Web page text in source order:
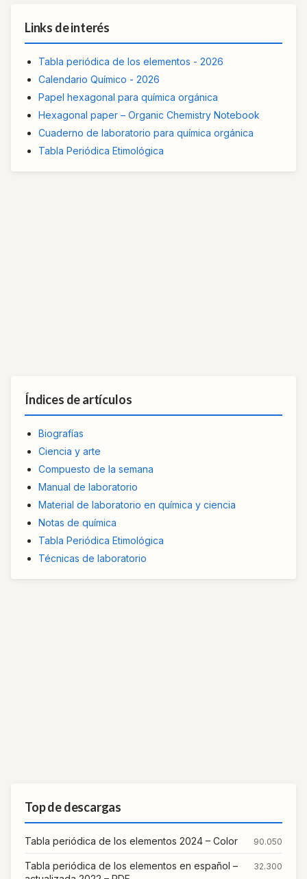
Links de interés
Tabla periódica de los elementos - 2026
Calendario Químico - 2026
Papel hexagonal para química orgánica
Hexagonal paper – Organic Chemistry Notebook
Cuaderno de laboratorio para química orgánica
Tabla Periódica Etimológica
Índices de artículos
Biografías
Ciencia y arte
Compuesto de la semana
Manual de laboratorio
Material de laboratorio en química y ciencia
Notas de química
Tabla Periódica Etimológica
Técnicas de laboratorio
Top de descargas
Tabla periódica de los elementos 2024 – Color 90.050
Tabla periódica de los elementos en español –
32.300